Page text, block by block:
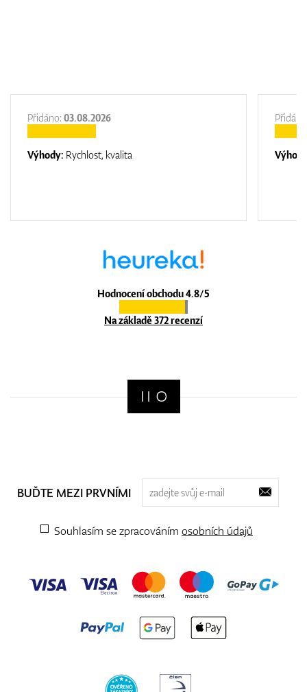
Hodnocení obchodu 4.8/5
Na základě 372 recenzí
Přidáno: 03.08.2026
Výhody: Rychlost, kvalita
BUĎTE MEZI PRVNÍMI
Souhlasím se zpracováním osobních údajů